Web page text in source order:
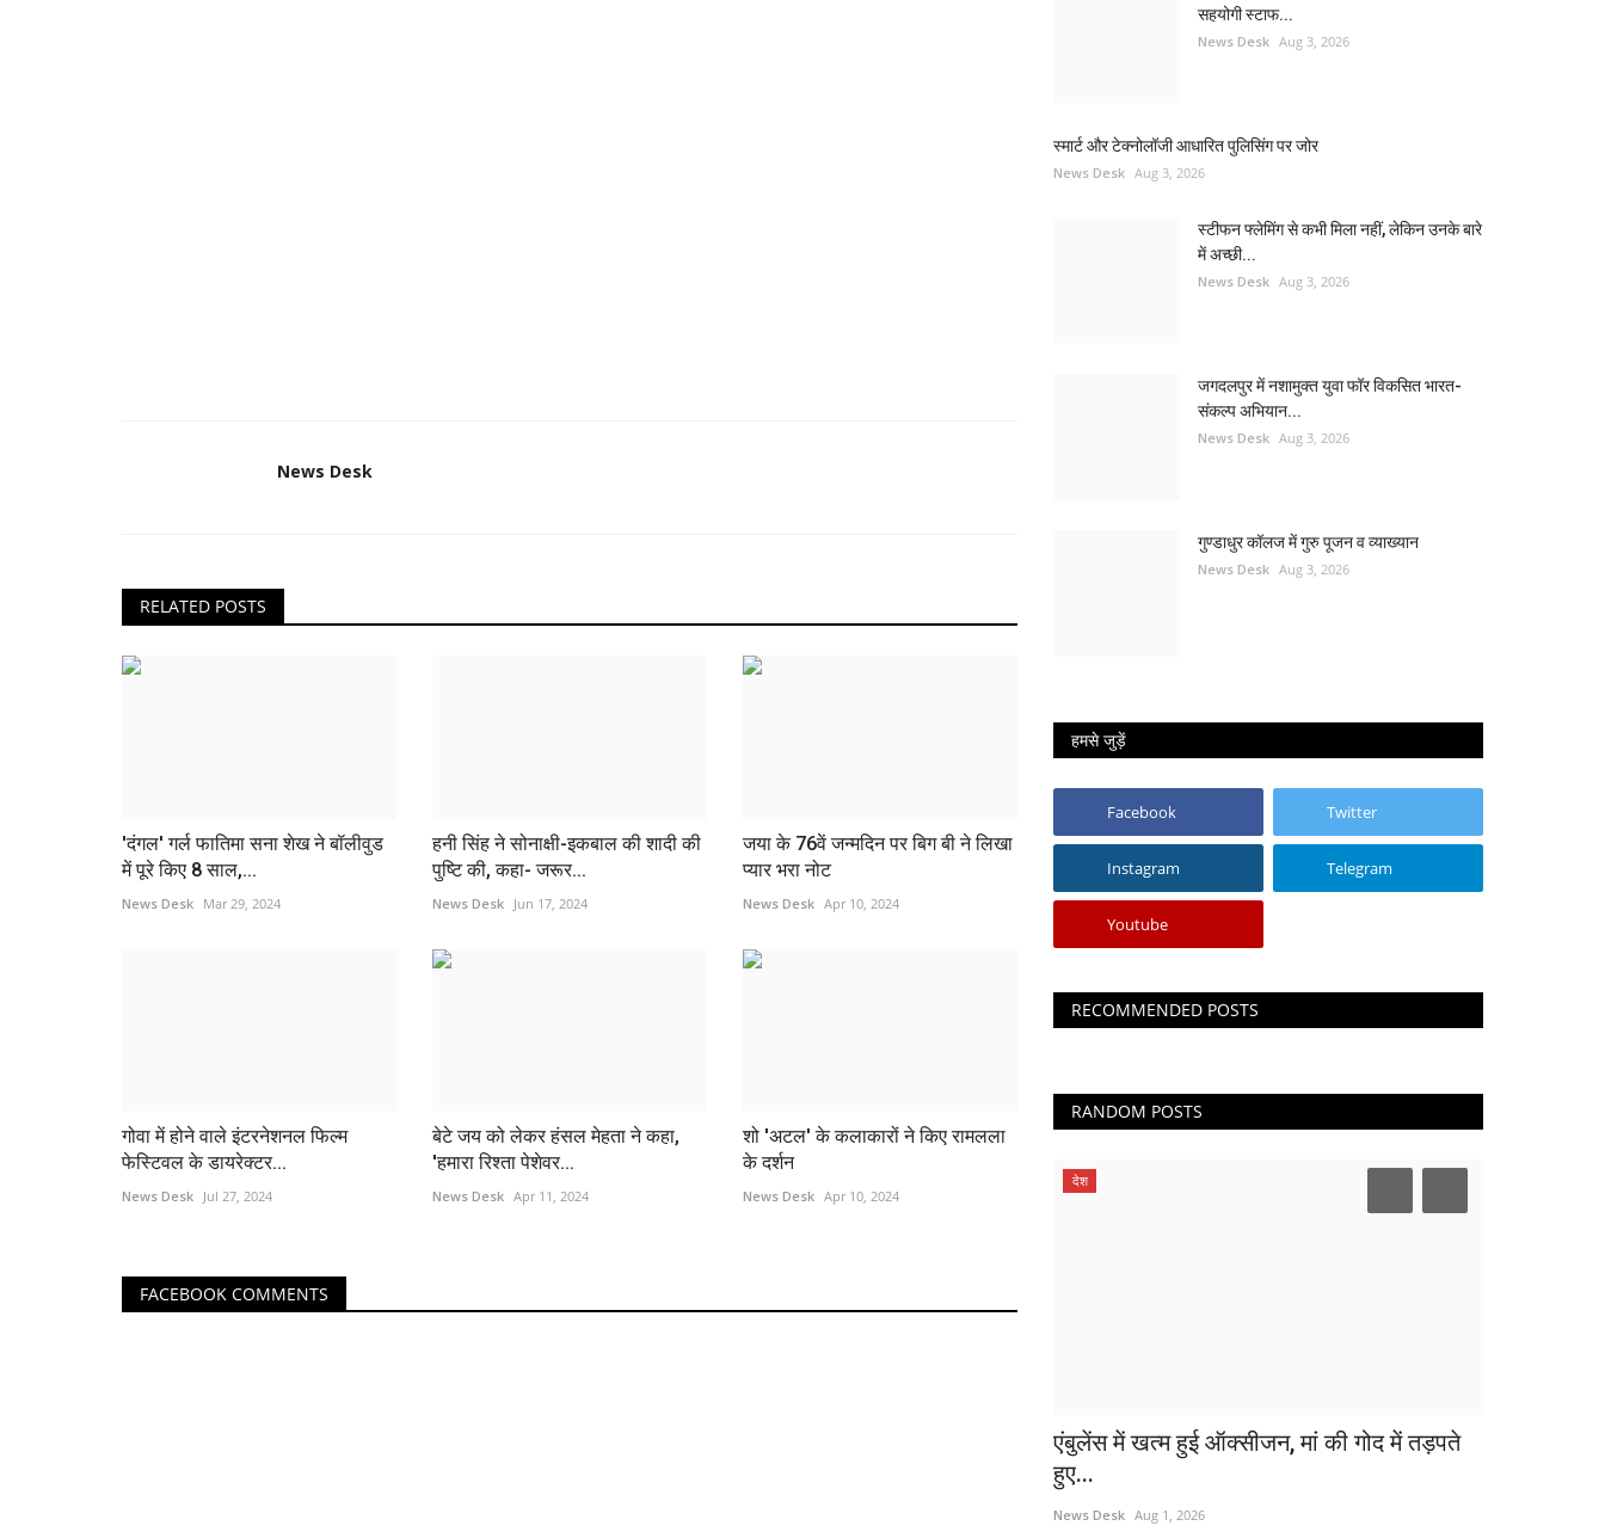
News Desk
RELATED POSTS
'दंगल' गर्ल फातिमा सना शेख ने बॉलीवुड
में पूरे किए 8 साल,...
News Desk Mar 29, 2024
हनी सिंह ने सोनाक्षी-इकबाल की शादी की
पुष्टि की, कहा- जरूर...
News Desk Jun 17, 2024
जया के 76वें जन्मदिन पर बिग बी ने लिखा
प्‍यार भरा नोट
News Desk Apr 10, 2024
गोवा में होने वाले इंटरनेशनल फिल्म
फेस्टिवल के डायरेक्टर...
News Desk Jul 27, 2024
बेटे जय को लेकर हंसल मेहता ने कहा,
'हमारा रिश्ता पेशेवर...
News Desk Apr 11, 2024
शो 'अटल' के कलाकारों ने किए रामलला
के दर्शन
News Desk Apr 10, 2024
FACEBOOK COMMENTS
सहयोगी स्टाफ...
News Desk Aug 3, 2026
स्मार्ट और टेक्नोलॉजी आधारित पुलिसिंग पर जोर
News Desk Aug 3, 2026
स्टीफन फ्लेमिंग से कभी मिला नहीं, लेकिन उनके बारे
में अच्छी...
News Desk Aug 3, 2026
जगदलपुर में नशामुक्त युवा फॉर विकसित भारत-
संकल्प अभियान...
News Desk Aug 3, 2026
गुण्डाधुर कॉलज में गुरु पूजन व व्याख्यान
News Desk Aug 3, 2026
हमसे जुड़ें
Facebook Twitter
Instagram Telegram
Youtube
RECOMMENDED POSTS
RANDOM POSTS
देश
एंबुलेंस में खत्म हुई ऑक्सीजन, मां की गोद में तड़पते
हुए...
News Desk Aug 1, 2026